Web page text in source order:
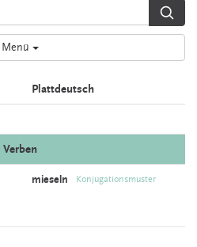
Menü
Plattdeutsch
Verben
mieseln Konjugationsmuster